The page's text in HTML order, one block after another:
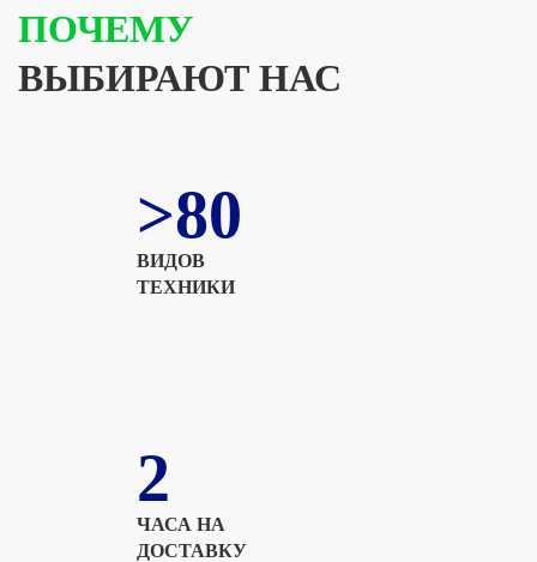
ПОЧЕМУ
ВЫБИРАЮТ НАС
>80
ВИДОВ
ТЕХНИКИ
2
ЧАСА НА
ДОСТАВКУ